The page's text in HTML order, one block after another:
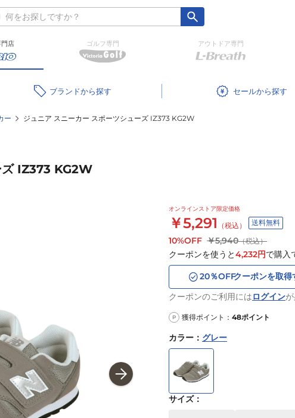
店 ゴルフ専門 アウトドア専門
ブランド セール
ー ジュニア スニーカー スポーツシューズ IZ373 KG2W
ズ IZ373 KG2W
オンラインストア限定価格
￥5,291 （税込） 送料無料
10%OFF ￥5,940（税込）
クーポンを使うと4,232円で購入
20％OFFクーポンを取得
クーポンのご利用にはログイン
P 獲得ポイント： 48ポイント
カラー ： グレー
サイズ：